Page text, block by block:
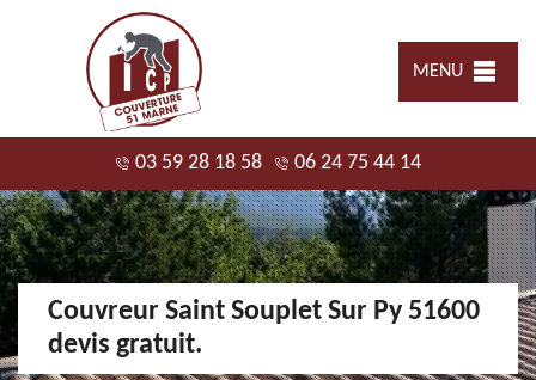
MENU
03 59 28 18 58 06 24 75 44 14
Couvreur Saint Souplet Sur Py 51600
devis gratuit.